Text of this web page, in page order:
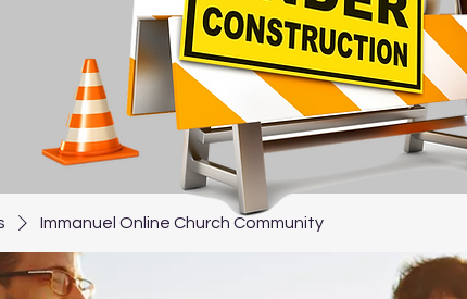
Immanuel Online Church Community